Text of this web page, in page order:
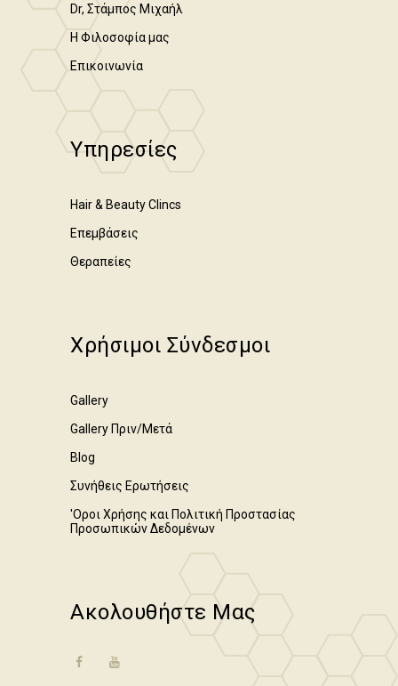
Dr, Στάμπος Μιχαήλ
Η Φιλοσοφία μας
Επικοινωνία
Υπηρεσίες
Hair & Beauty Clincs
Επεμβάσεις
Θεραπείες
Χρήσιμοι Σύνδεσμοι
Gallery
Gallery Πριν/Μετά
Blog
Συνήθεις Ερωτήσεις
'Οροι Χρήσης και Πολιτική Προστασίας
Προσωπικών Δεδομένων
Ακολουθήστε Μας